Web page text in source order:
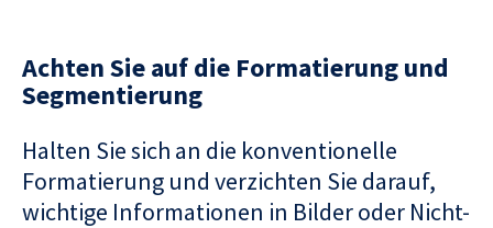
Achten Sie auf die Formatierung und
Segmentierung
Halten Sie sich an die konventionelle
Formatierung und verzichten Sie darauf,
wichtige Informationen in Bilder oder Nicht-